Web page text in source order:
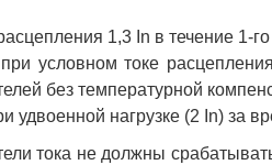
1,3 In в течение 1-го
условном токе
без температурной
нагрузке (2 In) за
тока не должны